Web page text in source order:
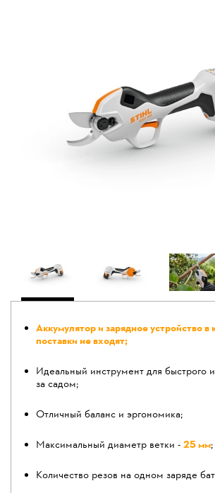
Аккумулятор и зарядное устройство в
поставки не входят;
Идеальный инструмент для быстрого
за садом;
Отличный баланс и эргономика;
Максимальный диаметр ветки -25 мм;
Количество резов на одном заряде